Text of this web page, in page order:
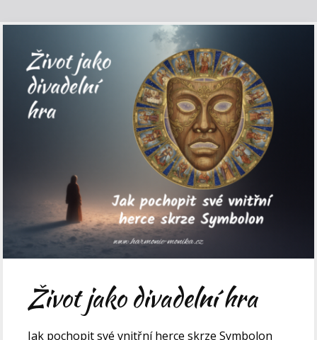
Život jako divadelní hra
Jak pochopit své vnitřní herce skrze Symbolon